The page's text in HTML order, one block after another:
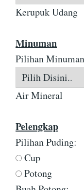
Kerupuk Udang
Minuman
Pilihan
Air Mineral
Pelengkap
Pilihan Puding:
Cup
Potong